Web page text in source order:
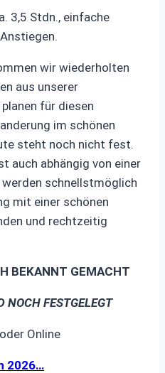
3,5 Stdn., einfache
wir wiederholten
aus unserer
für diesen
im schönen
steht noch nicht fest.
auch abhängig von einer
schnellstmöglich
mit einer schönen
und rechtzeitig
BEKANNT GEMACHT
FESTGELEGT
Online
2026…